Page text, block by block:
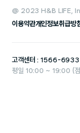
@ 2023 H&B LIFE,
이용약관개인정보취급방
고객센터 : 1566-
평일 10:00 ~ 19:00 (